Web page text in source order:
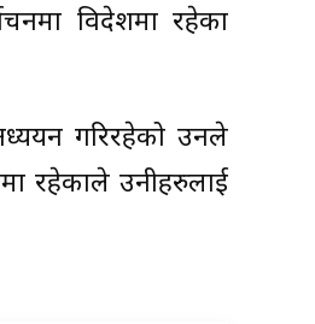
विदेशमा रहेका
गरिरहेको उनले
रहेकाले उनीहरुलाई